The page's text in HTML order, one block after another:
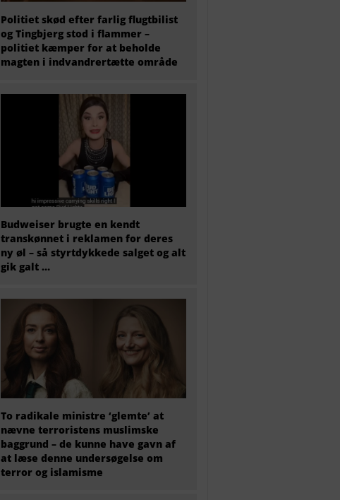
Politiet skød efter farlig flugtbilist
og Tingbjerg stod i flammer –
politiet kæmper for at beholde
magten i indvandrertætte område
Budweiser brugte en kendt
transkønnet i reklamen for deres
ny øl – så styrtdykkede salget og alt
gik galt …
To radikale ministre ‘glemte’ at
nævne terroristens muslimske
baggrund – de kunne have gavn af
at læse denne undersøgelse om
terror og islamisme